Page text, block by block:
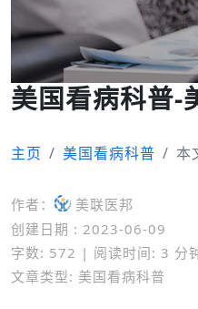
美国看病科普-
主页 美国看病科普 本
作者：
美联医邦
创建日期 : 2023-06-09
字数: 572 | 阅读时间: 3 分
文章类型: 美国看病科普